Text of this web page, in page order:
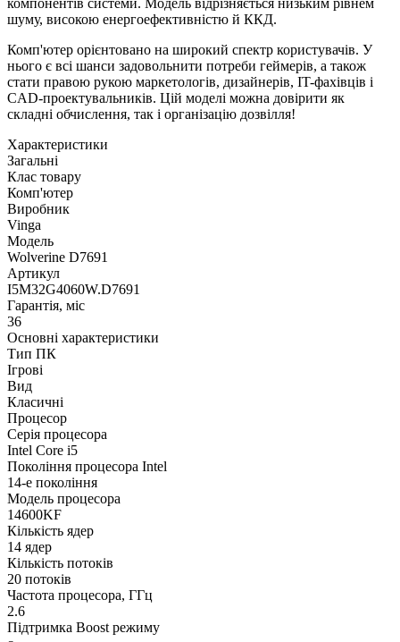
компонентів системи. Модель відрізняється низьким рівнем
шуму, високою енергоефективністю й ККД.
Комп'ютер орієнтовано на широкий спектр користувачів. У
нього є всі шанси задовольнити потреби геймерів, а також
стати правою рукою маркетологів, дизайнерів, IT-фахівців і
CAD-проектувальників. Цій моделі можна довірити як
складні обчислення, так і організацію дозвілля!
Характеристики
Загальні
Клас товару
Комп'ютер
Виробник
Vinga
Модель
Wolverine D7691
Артикул
I5M32G4060W.D7691
Гарантія, міс
36
Основні характеристики
Тип ПК
Ігрові
Вид
Класичні
Процесор
Серія процесора
Intel Core i5
Покоління процесора Intel
14-е покоління
Модель процесора
14600KF
Кількість ядер
14 ядер
Кількість потоків
20 потоків
Частота процесора, ГГц
2.6
Підтримка Boost режиму